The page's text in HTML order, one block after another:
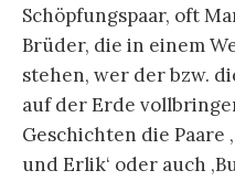
Schöpfungspaar, oft
Brüder, die in einem
stehen, wer der bzw.
auf der Erde
Geschichten die Paare
und Erlik‘ oder auch